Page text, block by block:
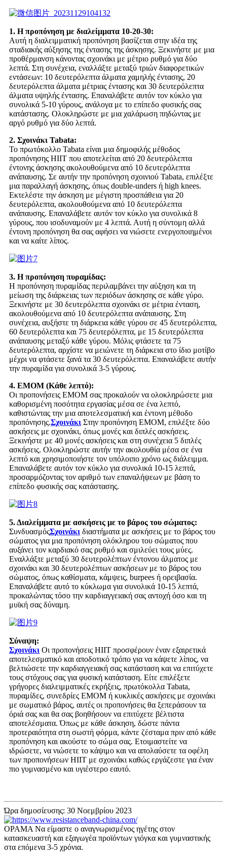
1. Η προπόνηση με διαλείμματα 10-20-30:
Αυτή η διαλειμματική προπόνηση βασίζεται στην ιδέα της
σταδιακής αύξησης της έντασης της άσκησης. Ξεκινήστε με μια
προθέρμανση κάνοντας σχοινάκι με μέτριο ρυθμό για δύο
λεπτά. Στη συνέχεια, εναλλάξτε μεταξύ τριών διαφορετικών
εντάσεων: 10 δευτερόλεπτα άλματα χαμηλής έντασης, 20
δευτερόλεπτα άλματα μέτριας έντασης και 30 δευτερόλεπτα
άλματα υψηλής έντασης. Επαναλάβετε αυτόν τον κύκλο για
συνολικά 5-10 γύρους, ανάλογα με το επίπεδο φυσικής σας
κατάστασης. Ολοκληρώστε με μια χαλάρωση πηδώντας με
αργό ρυθμό για δύο λεπτά.
2. Σχοινάκι Tabata:
Το πρωτόκολλο Tabata είναι μια δημοφιλής μέθοδος
προπόνησης HIIT που αποτελείται από 20 δευτερόλεπτα
έντονης άσκησης ακολουθούμενα από 10 δευτερόλεπτα
ανάπαυσης. Σε αυτήν την προπόνηση σχοινιού Tabata, επιλέξτε
μια παραλλαγή άσκησης, όπως double-unders ή high knees.
Εκτελέστε την άσκηση με μέγιστη προσπάθεια για 20
δευτερόλεπτα, ακολουθούμενα από 10 δευτερόλεπτα
ανάπαυσης. Επαναλάβετε αυτόν τον κύκλο για συνολικά 8
γύρους, που ισοδυναμούν με 4 λεπτά. Αυτή η σύντομη αλλά
έντονη προπόνηση θα σας αφήσει να νιώσετε ενεργοποιημένοι
και να καίτε λίπος.
3. Η προπόνηση πυραμίδας:
Η προπόνηση πυραμίδας περιλαμβάνει την αύξηση και τη
μείωση της διάρκειας των περιόδων άσκησης σε κάθε γύρο.
Ξεκινήστε με 30 δευτερόλεπτα σχοινάκι σε μέτρια ένταση,
ακολουθούμενα από 10 δευτερόλεπτα ανάπαυσης. Στη
συνέχεια, αυξήστε τη διάρκεια κάθε γύρου σε 45 δευτερόλεπτα,
60 δευτερόλεπτα και 75 δευτερόλεπτα, με 15 δευτερόλεπτα
ανάπαυσης μεταξύ κάθε γύρου. Μόλις φτάσετε τα 75
δευτερόλεπτα, αρχίστε να μειώνετε τη διάρκεια στο ίδιο μοτίβο
μέχρι να φτάσετε ξανά τα 30 δευτερόλεπτα. Επαναλάβετε αυτήν
την πυραμίδα για συνολικά 3-5 γύρους.
4. EMOM (Κάθε λεπτό):
Οι προπονήσεις EMOM σας προκαλούν να ολοκληρώσετε μια
καθορισμένη ποσότητα εργασίας μέσα σε ένα λεπτό,
καθιστώντας την μια αποτελεσματική και έντονη μέθοδο
προπόνησης.Σχοινάκι Στην προπόνηση EMOM, επιλέξτε δύο
ασκήσεις με σχοινάκι, όπως μονές και διπλές ασκήσεις.
Ξεκινήστε με 40 μονές ασκήσεις και στη συνέχεια 5 διπλές
ασκήσεις. Ολοκληρώστε αυτήν την ακολουθία μέσα σε ένα
λεπτό και χρησιμοποιήστε τον υπόλοιπο χρόνο ως διάλειμμα.
Επαναλάβετε αυτόν τον κύκλο για συνολικά 10-15 λεπτά,
προσαρμόζοντας τον αριθμό των επαναλήψεων με βάση το
επίπεδο φυσικής σας κατάστασης.
5. Διαλείμματα με ασκήσεις με το βάρος του σώματος:
ΣυνδυασμόςΣχοινάκι διαστήματα με ασκήσεις με το βάρος του
σώματος για μια προπόνηση ολόκληρου του σώματος που
αυξάνει τον καρδιακό σας ρυθμό και σμιλεύει τους μύες.
Εναλλάξτε μεταξύ 30 δευτερολέπτων έντονου άλματος με
σχοινάκι και 30 δευτερολέπτων ασκήσεων με το βάρος του
σώματος, όπως καθίσματα, κάμψεις, burpees ή ορειβασία.
Επαναλάβετε αυτό το κύκλωμα για συνολικά 10-15 λεπτά,
προκαλώντας τόσο την καρδιαγγειακή σας αντοχή όσο και τη
μυϊκή σας δύναμη.
Σύναψη:
Σχοινάκι Οι προπονήσεις HIIT προσφέρουν έναν εξαιρετικά
αποτελεσματικό και αποδοτικό τρόπο για να κάψετε λίπος, να
βελτιώσετε την καρδιαγγειακή σας κατάσταση και να επιτύχετε
τους στόχους σας για φυσική κατάσταση. Είτε επιλέξετε
γρήγορες διαλειμματικές εκρήξεις, πρωτόκολλα Tabata,
πυραμίδες, συνεδρίες EMOM ή κυκλικές ασκήσεις με σχοινάκι
με σωματικό βάρος, αυτές οι προπονήσεις θα ξεπεράσουν τα
όριά σας και θα σας βοηθήσουν να επιτύχετε βέλτιστα
αποτελέσματα. Όπως με κάθε άσκηση, δώστε πάντα
προτεραιότητα στη σωστή φόρμα, κάντε ζέσταμα πριν από κάθε
προπόνηση και ακούστε το σώμα σας. Ετοιμαστείτε να
ιδρώσετε, να νιώσετε το κάψιμο και να απολαύσετε τα οφέλη
των προπονήσεων HIIT με σχοινάκι καθώς εργάζεστε για έναν
πιο γυμνασμένο και υγιέστερο εαυτό.
Ώρα δημοσίευσης: 30 Νοεμβρίου 2023
ΟΡΑΜΑ Να είμαστε ο αναγνωρισμένος ηγέτης στον
κατασκευαστή και εξαγωγέα προϊόντων γιόγκα και γυμναστικής
στα επόμενα 3-5 χρόνια.